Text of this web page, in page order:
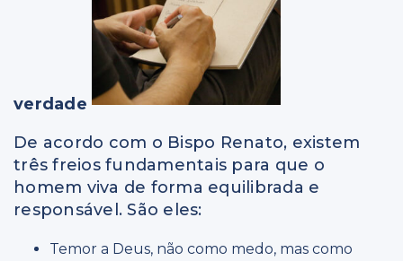
verdade
De acordo com o Bispo Renato, existem
três freios fundamentais para que o
homem viva de forma equilibrada e
responsável. São eles:
Temor a Deus, não como medo, mas como